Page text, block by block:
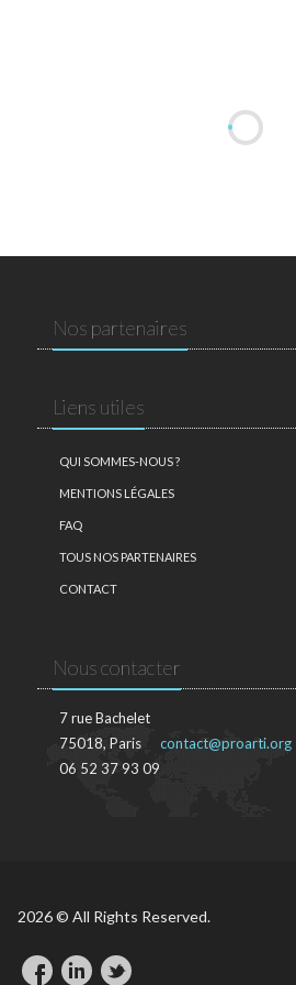
Nos partenaires
Liens utiles
QUI SOMMES-NOUS ?
MENTIONS LÉGALES
FAQ
TOUS NOS PARTENAIRES
CONTACT
Nous contacter
7 rue Bachelet
75018, Paris
06 52 37 93 09
contact@proarti.org
2026 © All Rights Reserved.